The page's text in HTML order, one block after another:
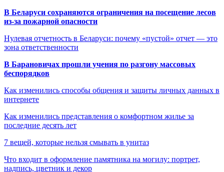
В Беларуси сохраняются ограничения на посещение лесов
из-за пожарной опасности
Нулевая отчетность в Беларуси: почему «пустой» отчет — это
зона ответственности
В Барановичах прошли учения по разгону массовых
беспорядков
Как изменились способы общения и защиты личных данных в
интернете
Как изменились представления о комфортном жилье за
последние десять лет
7 вещей, которые нельзя смывать в унитаз
Что входит в оформление памятника на могилу: портрет,
надпись, цветник и декор